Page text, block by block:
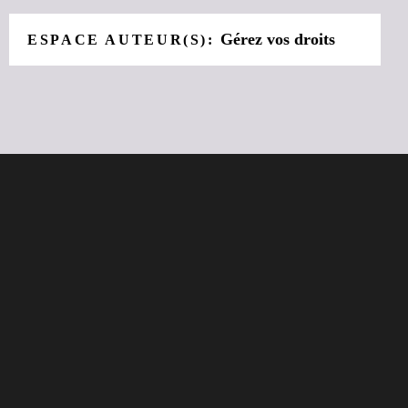
ESPACE AUTEUR(S): Gérez vos droits